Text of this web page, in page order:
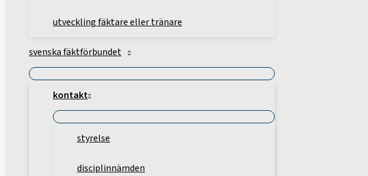
utveckling fäktare eller tränare
svenska fäktförbundet
kontakt
styrelse
disciplinnämden